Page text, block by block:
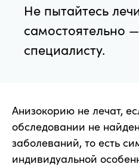
Не пытайтесь
самостоятельно
специалисту.
Анизокорию не лечат,
обследовании не
заболеваний, то есть
индивидуальной